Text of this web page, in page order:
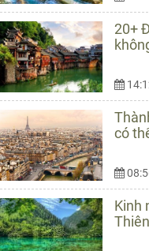
20+
có
Kinh